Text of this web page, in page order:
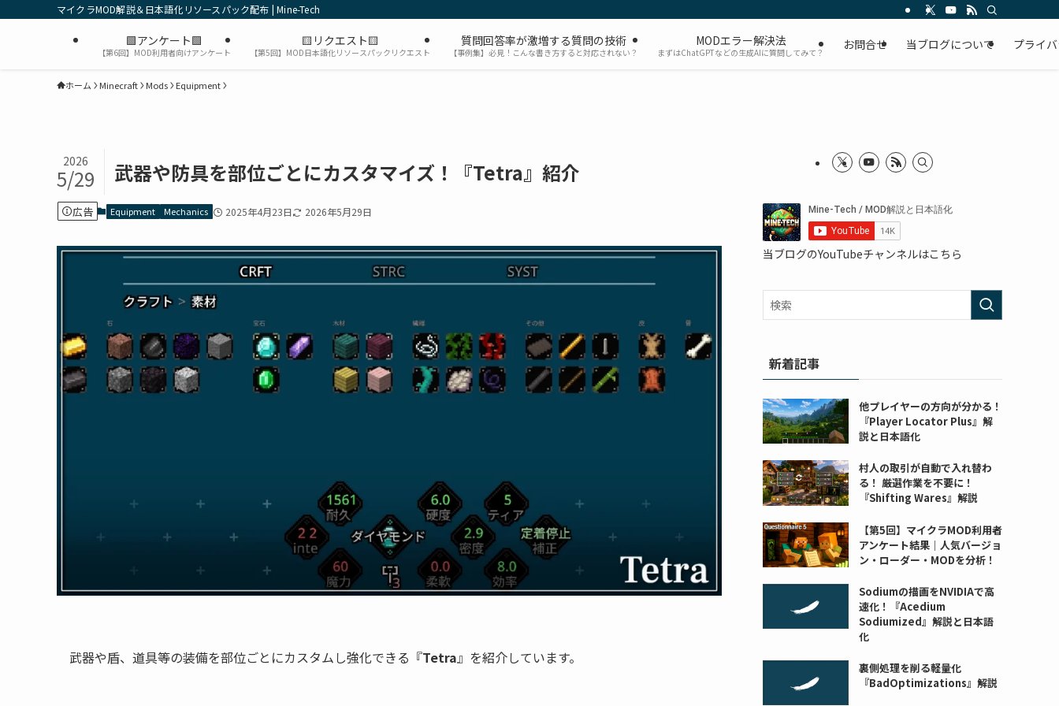
マイクラMOD解説＆日本語化リソースパック配布 | Mine-Tech
🟩アンケート🟩
【第6回】MOD利用者向けアンケート
🟨リクエスト🟨
【第5回】MOD日本語化リソースパックリクエスト
質問回答率が激増する質問の技術
【事例集】必見！こんな書き方すると対応されない？
MODエラー解決法
まずはChatGPTなどの生成AIに質問してみて？
お問合せ 当ブログについて プライ
ホーム Minecraft Mods Equipment
武器や防具を部位ごとにカスタマイズ！『Tetra』紹介
2026
5/29
広告 Equipment Mechanics 2025年4月23日 2026年5月29日
武器や盾、道具等の装備を部位ごとにカスタムし強化できる『Tetra』を紹介しています。
当ブログのYouTubeチャンネルはこちら
新着記事
他プレイヤーの方向が分かる！
『Player Locator Plus』解
説と日本語化
村人の取引が自動で入れ替わ
る！ 厳選作業を不要に！
『Shifting Wares』解説
【第5回】マイクラMOD利用者
アンケート結果｜人気バージョ
ン・ローダー・MODを分析！
Sodiumの描画をNVIDIAで高
速化！『Acedium
Sodiumized』解説と日本語
化
裏側処理を削る軽量化
『BadOptimizations』解説